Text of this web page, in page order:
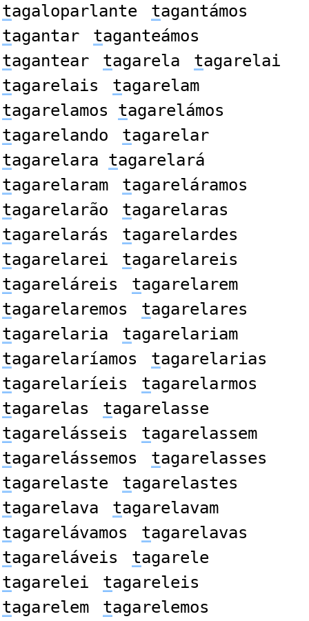
tagaloparlante tagantámos
tagantar taganteámos
tagantear tagarela tagarelai
tagarelais tagarelam
tagarelamos tagarelámos
tagarelando tagarelar
tagarelara tagarelará
tagarelaram tagareláramos
tagarelarão tagarelaras
tagarelarás tagarelardes
tagarelarei tagarelareis
tagareláreis tagarelarem
tagarelaremos tagarelares
tagarelaria tagarelariam
tagarelaríamos tagarelarias
tagarelaríeis tagarelarmos
tagarelas tagarelasse
tagarelásseis tagarelassem
tagarelássemos tagarelasses
tagarelaste tagarelastes
tagarelava tagarelavam
tagarelávamos tagarelavas
tagareláveis tagarele
tagarelei tagareleis
tagarelem tagarelemos